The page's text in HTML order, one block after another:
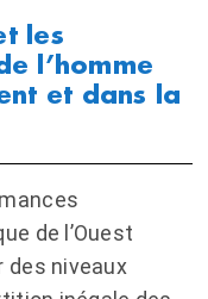
les
l’homme
et dans la
de l’Ouest
des niveaux